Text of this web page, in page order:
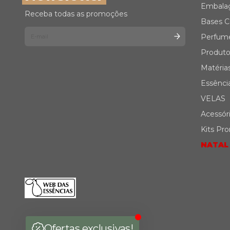
Receba todas as promoções
Bases
VELAS
Kits
NATAL